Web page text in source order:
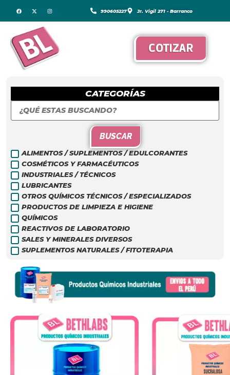
990605227 Jr. Vigil 271 - Barranco
COTIZAR
CATEGORÍAS
BUSCAR
ALIMENTOS / SUPLEMENTOS / EDULCORANTES
COSMÉTICOS Y FARMACÉUTICOS
INDUSTRIALES / TÉCNICOS
LUBRICANTES
OTROS QUÍMICOS TÉCNICOS / ESPECIALIZADOS
PRODUCTOS DE LIMPIEZA E HIGIENE
QUÍMICOS
REACTIVOS DE LABORATORIO
SALES Y MINERALES DIVERSOS
SUPLEMENTOS NATURALES / FITOTERAPIA